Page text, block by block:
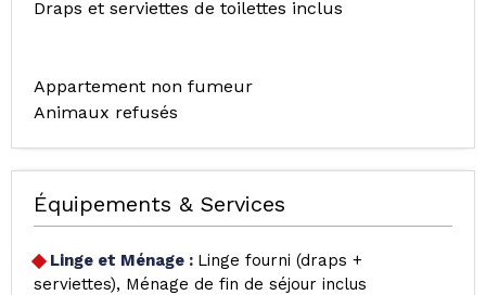
Draps et serviettes de toilettes inclus
Appartement non fumeur
Animaux refusés
Équipements & Services
Linge et Ménage : Linge fourni (draps +
serviettes)
Ménage de fin de séjour inclus